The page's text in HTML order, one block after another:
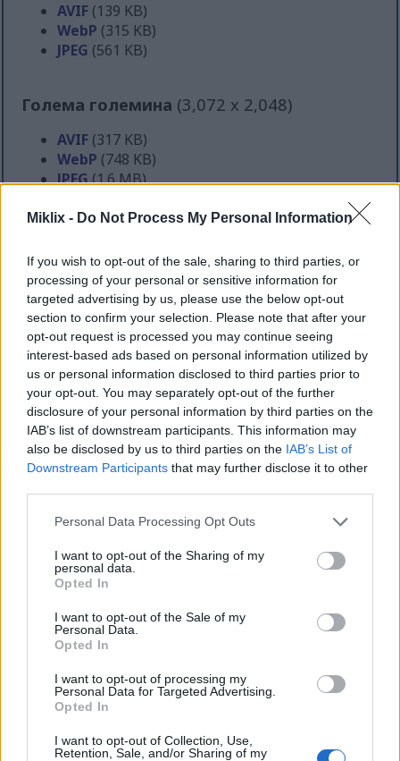
Miklix - Do Not Process My Personal Information
If you wish to opt-out of the sale, sharing to third parties, or
processing of your personal or sensitive information for
targeted advertising by us, please use the below opt-out
section to confirm your selection. Please note that after your
opt-out request is processed you may continue seeing
interest-based ads based on personal information utilized by
us or personal information disclosed to third parties prior to
your opt-out. You may separately opt-out of the further
disclosure of your personal information by third parties on the
IAB’s list of downstream participants. This information may
also be disclosed by us to third parties on the IAB’s List of
Downstream Participants that may further disclose it to other
Please note that this website/app uses one or more Google
not limited to your visit or usage behaviour. You may click to
grant or deny consent to Google and its third-party tags to
use your data for below specified purposes in below Google
consent section.
Personal Data Processing Opt Outs
I want to opt-out of the Sharing of my
personal data.
Opted In
I want to opt-out of the Sale of my
Personal Data.
Opted In
I want to opt-out of processing my
Personal Data for Targeted Advertising.
Opted In
I want to opt-out of Collection, Use,
Retention, Sale, and/or Sharing of my
AVIF (139 KB)
WebP (315 KB)
JPEG (561 KB)
Голема големина (3,072 x 2,048)
AVIF (317 KB)
WebP (748 KB)
JPEG(1.6 MB)
Многу голема големина
AVIF (465 KB)
WebP(1.2 MB)
JPEG(2.9 MB)
Екстра голема големина(6,144 x 4,096)
AVIF(627 KB)
WebP(1.7 MB)
JPEG(4.6 MB)
Комично голема големина(1,048,576 x
699,051)
Сè уште се прикачува... ;-)
Опис на сликата
прикажува живописен леа со поточарка како
напредува во плиток, нежно течен воден канал
дизајниран за одгледување водни растенија.
Сцената е осветлена со светла природна дневна